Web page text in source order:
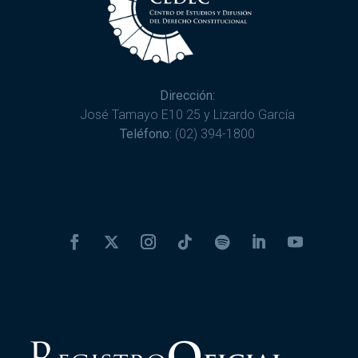
Dirección:
José Tamayo E10 25 y Lizardo García
Teléfono: (02) 394-1800